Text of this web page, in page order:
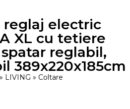
reglaj electric
XL cu tetiere
reglabil,
389x220x185cm
» LIVING » Coltare